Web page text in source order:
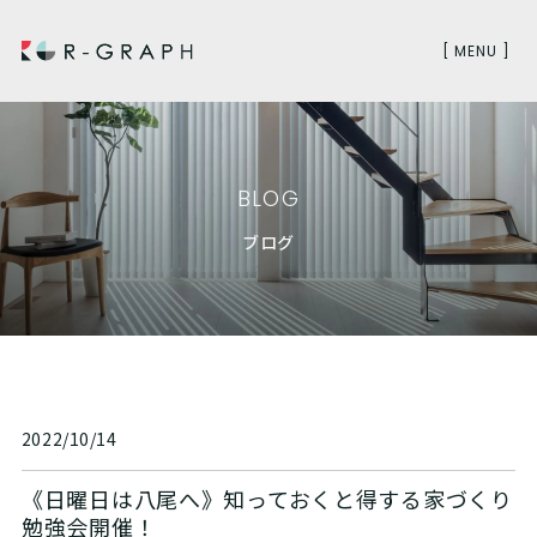
[ MENU ]
BLOG
ブログ
2022/10/14
《日曜日は八尾へ》知っておくと得する家づくり
勉強会開催！